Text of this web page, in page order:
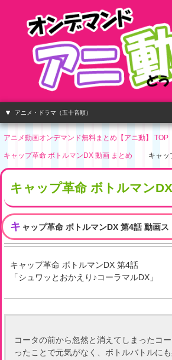
アニメ・ドラマ（五十音順）
アニメ動画オンデマンド無料まとめ【アニ動】 TOP
キャップ革命 ボトルマンDX 動画 まとめ キャッ
キャップ革命 ボトルマン
キ ャップ革命 ボトルマンDX 第4話 動画ス
キャップ革命 ボトルマンDX 第4話
「シュワッとおかえり♪コーラマルDX 」
コータの前から忽然と消えてしまったコ
ったことで元気がなく、ボトルバトルに